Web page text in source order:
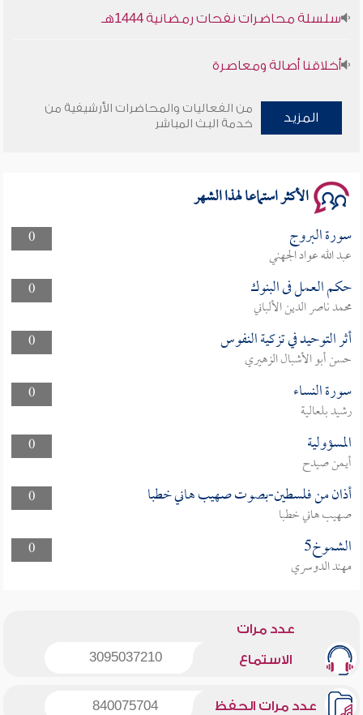
أخلاقنا أصالة ومعاصرة
وأمنهم من خوف 9
المزيد
من الفعاليات والمحاضرات الأرشيفية من
خدمة البث المباشر
الأكثر استماعا لهذا الشهر
0 سورة البروج
عبد الله عواد الجهني
0
حكم العمل فى البنوك
محمد ناصر الدين الألباني
0
أثر التوحيد في تزكية النفوس
حسن أبو الأشبال الزهيري
0
سورة النساء
رشيد بلعالية
0
المسؤولية
أيمن صيدح
0
أذان من فلسطين-بصوت صهيب هاني خطبا
صهيب هاني خطبا
0
الشموخ5
مهند الدوسري
عدد مرات
الاستماع 3095037210
عدد مرات الحفظ 840075704